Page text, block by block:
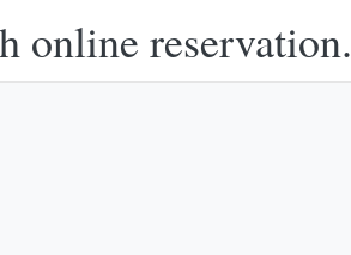
online reservation.